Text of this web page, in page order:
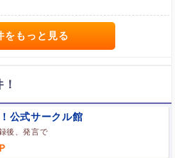
をもっと見る
公式サークル館
後、発言で